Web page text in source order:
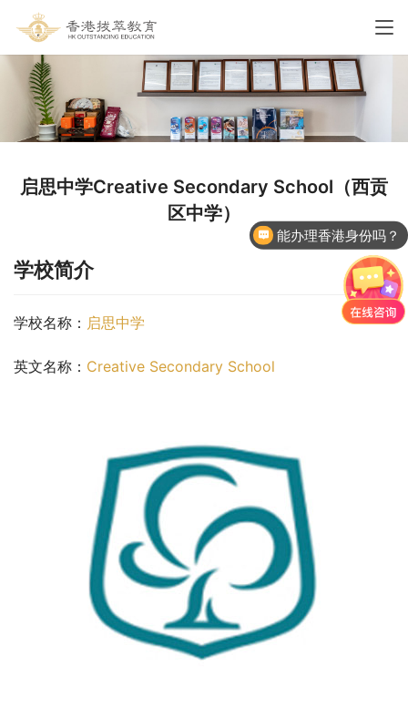
启思中学Creative Secondary School（西贡
区中学）
学校简介
学校名称： 启思中学
英文名称： Creative Secondary School
能办理香港身份吗？